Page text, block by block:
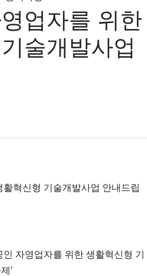
업자를 위한
술개발사업
혁신형 기술개발사업 안내드립
자영업자를 위한 생활혁신형 기
’